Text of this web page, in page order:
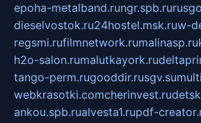
epoha-metalband.rungr.spb.ru
dieselvostok.ru24hostel.msk.ruw-
regsmi.rufilmnetwork.rumalinasp.ru
h2o-salon.rumalutkayork.ru
tango-perm.rugooddir.rusgv.su
webkrasotki.comcherinvest.ru
ankou.spb.rualvesta1.rupdf-